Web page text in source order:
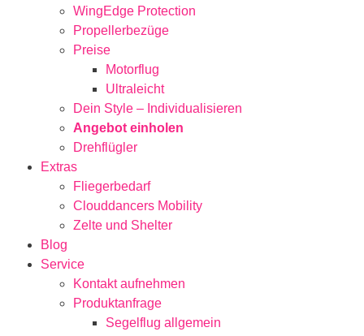
WingEdge Protection
Propellerbezüge
Preise
Motorflug
Ultraleicht
Dein Style – Individualisieren
Angebot einholen
Drehflügler
Extras
Fliegerbedarf
Clouddancers Mobility
Zelte und Shelter
Blog
Service
Kontakt aufnehmen
Produktanfrage
Segelflug allgemein